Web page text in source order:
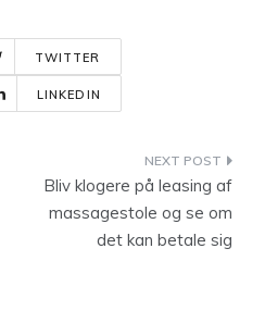
TWITTER
LINKEDIN
Bliv klogere på leasing af
massagestole og se om
det kan betale sig